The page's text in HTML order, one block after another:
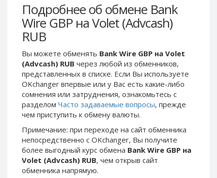
Подробнее об обмене Bank
Wire GBP на Volet (Advcash)
RUB
Вы можете обменять Bank Wire GBP на Volet
(Advcash) RUB через любой из обменников,
представленных в списке. Если Вы используете
OKchanger впервые или у Вас есть какие-либо
сомнения или затруднения, ознакомьтесь с
разделом Часто задаваемые вопросы, прежде
чем приступить к обмену валюты.
Примечание: при переходе на сайт обменника
непосредственно c OKchanger, Вы получите
более выгодный курс обмена Bank Wire GBP на
Volet (Advcash) RUB, чем открыв сайт
обменника напрямую.
Skril EUR
Skril INR
Skril PLN
Skril GBP
Skril AUD
Skril NOK
Skril SEK
Paxum USD
Paxum EUR
Epay USD
Epay EUR
Phone Balance RUB
Skril EUR
Skril INR
Skril GBP
Skril AUD
Skril NOK
Skril SEK
Paxum USD
Paxum EUR
Epay USD
Epay EUR